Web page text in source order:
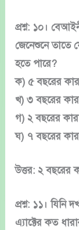
প্রশ্ন: ১০।
জেনেশুনে তাতে
হতে পারে?
ক) ৫ বছরের
খ) ৩ বছরের
গ) ২ বছরের
ঘ) ৭ বছরের
উত্তর: ২ বছরের
প্রশ্ন: ১১।
এ্যাক্টের কত